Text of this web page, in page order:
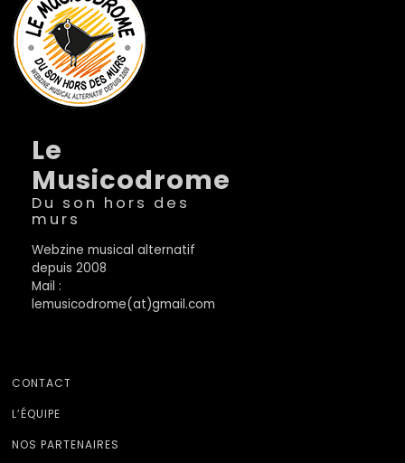
Le
Musicodrome
Du son hors des
murs
Webzine musical alternatif
depuis 2008
Mail :
lemusicodrome(at)gmail.com
CONTACT
L’ÉQUIPE
NOS PARTENAIRES